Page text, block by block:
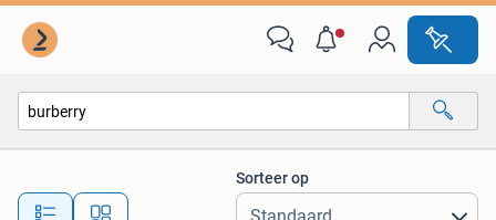
Alle afstanden…
Sorteer op